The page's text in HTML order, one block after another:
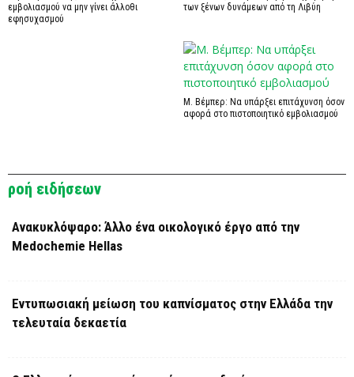
εμβολιασμού να μην γίνει άλλοθι
εφησυχασμού
των ξένων δυνάμεων από τη Λιβύη
Μ. Βέμπερ: Να υπάρξει επιτάχυνση όσον
αφορά στο πιστοποιητικό εμβολιασμού
ροή ειδήσεων
Ανακυκλόψαρο: Άλλο ένα οικολογικό έργο από την
Medochemie Hellas
Εντυπωσιακή μείωση του καπνίσματος στην Ελλάδα την
τελευταία δεκαετία